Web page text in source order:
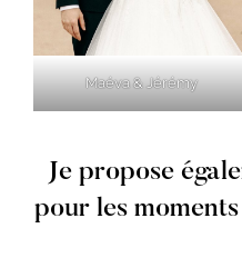
Maéva & Jérémy
Je propose
pour les